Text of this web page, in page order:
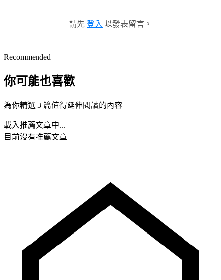
請先 登入 以發表留言。
Recommended
你可能也喜歡
為你精選 3 篇值得延伸閱讀的內容
載入推薦文章中...
目前沒有推薦文章